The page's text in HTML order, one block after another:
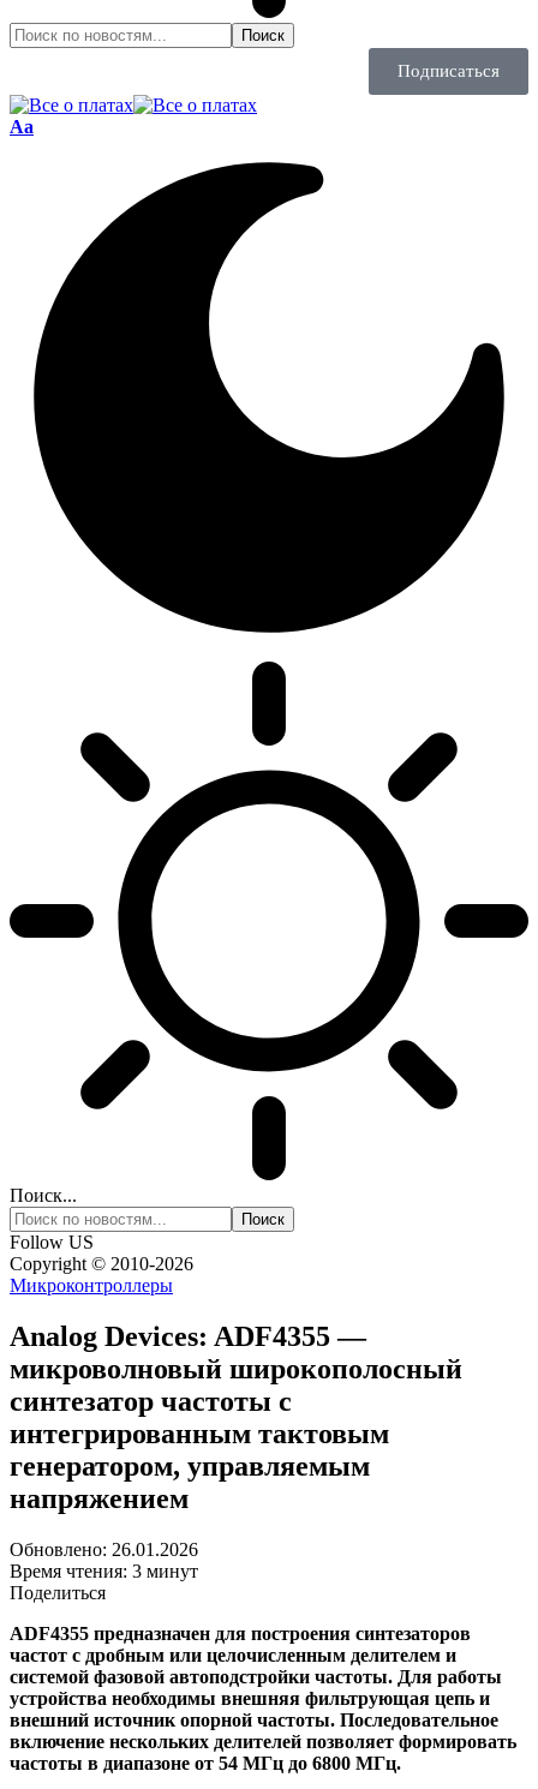
Подписаться
Aa
Поиск...
Follow US
Copyright © 2010-2026
Микроконтроллеры
Analog Devices: ADF4355 —
микроволновый широкополосный
синтезатор частоты с
интегрированным тактовым
генератором, управляемым
напряжением
Обновлено: 26.01.2026
Время чтения: 3 минут
Поделиться
ADF4355 предназначен для построения синтезаторов
частот с дробным или целочисленным делителем и
системой фазовой автоподстройки частоты. Для работы
устройства необходимы внешняя фильтрующая цепь и
внешний источник опорной частоты. Последовательное
включение нескольких делителей позволяет формировать
частоты в диапазоне от 54 МГц до 6800 МГц.